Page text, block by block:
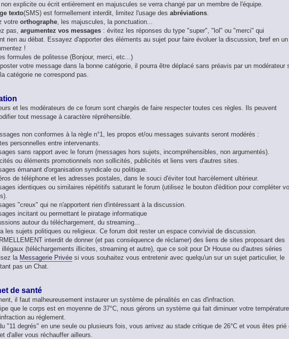
explicite ou écrit entièrement en majuscules se verra changé par un membre de l'équipe.
texto(SMS) est formellement interdit, limitez l'usage des abréviations.
votre orthographe, les majuscules, la ponctuation...
pas, argumentez vos messages : évitez les réponses du type "super", "lol" ou "merci" qui
rien au débat. Essayez d'apporter des éléments au sujet pour faire évoluer la discussion, bref en un
!
formules de politesse (Bonjour, merci, etc...)
votre message dans la bonne catégorie, il pourra être déplacé sans préavis par un modérateur
catégorie ne correspond pas.
et les modérateurs de ce forum sont chargés de faire respecter toutes ces règles. Ils peuvent
tout message à caractère répréhensible.
non conformes à la règle n°1, les propos et/ou messages suivants seront modérés :
personnelles entre intervenants.
sans rapport avec le forum (messages hors sujets, incompréhensibles, non argumentés).
ou éléments promotionnels non sollicités, publicités et liens vers d'autres sites.
émanant d'organisation syndicale ou politique.
de téléphone et les adresses postales, dans le souci d'éviter tout harcèlement ultérieur.
identiques ou similaires répétitifs saturant le forum (utilisez le bouton d'édition pour compléter
"creux" qui ne n'apportent rien d'intéressant à la discussion.
incitant ou permettant le piratage informatique
autour du téléchargement, du streaming...
les sujets politiques ou religieux. Ce forum doit rester un espace convivial de discussion.
interdit de donner (et pas conséquence de réclamer) des liens de sites proposant des
illégaux (téléchargements illicites, streaming et autre), que ce soit pour Dr House ou d'autres séries
la Messagerie Privée si vous souhaitez vous entretenir avec quelqu'un sur un sujet particulier, le
pas un Chat.
de santé
il faut malheureusement instaurer un système de pénalités en cas d'infraction.
que le corps est en moyenne de 37°C, nous gérons un système qui fait diminuer votre température
au réglement.
"11 degrés" en une seule ou plusieurs fois, vous arrivez au stade critique de 26°C et vous êtes prié
d'aller vous réchauffer ailleurs.